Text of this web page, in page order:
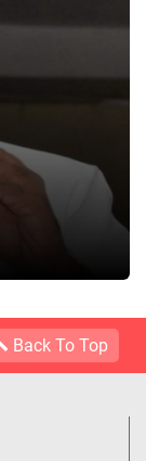
Back To Top